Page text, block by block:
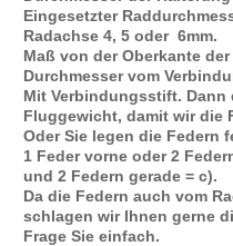
Eingesetzter
Radachse 4, 5 oder 6mm.
Maß von der Oberkante
Durchmesser vom
Mit Verbindungsstift. Dann
Fluggewicht, damit wir die
Oder Sie legen die Federn
1 Feder vorne oder 2
und 2 Federn gerade = c).
Da die Federn auch vom
schlagen wir Ihnen gerne
Frage Sie einfach.